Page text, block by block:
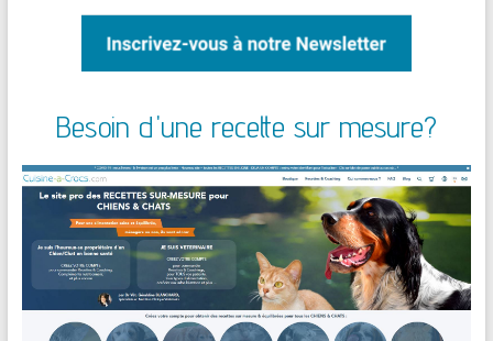
Besoin d'une recette sur mesure?